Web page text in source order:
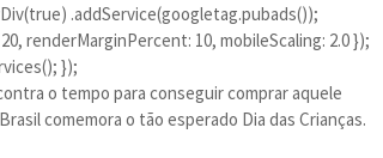
.addService(googletag.pubads());
renderMarginPercent: 10, mobileScaling: 2.0 });
});
o tempo para conseguir comprar aquele
comemora o tão esperado Dia das Crianças.